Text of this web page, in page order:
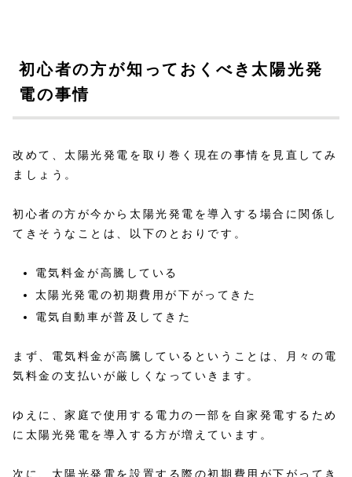
初心者の方が知っておくべき太陽光発
電の事情
改めて、太陽光発電を取り巻く現在の事情を見直してみ
ましょう。
初心者の方が今から太陽光発電を導入する場合に関係し
てきそうなことは、以下のとおりです。
電気料金が高騰している
太陽光発電の初期費用が下がってきた
電気自動車が普及してきた
まず、電気料金が高騰しているということは、月々の電
気料金の支払いが厳しくなっていきます。
ゆえに、家庭で使用する電力の一部を自家発電するため
に太陽光発電を導入する方が増えています。
次に、太陽光発電を設置する際の初期費用が下がってき